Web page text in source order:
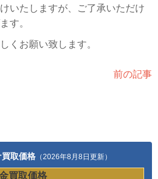
いたしますが、ご了承いただけ
す。
くお願い致します。
前の記事
取価格 （2026年8月8日更新）
買取価格